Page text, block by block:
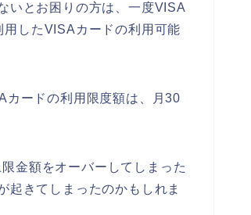
いとお困りの方は、一度VISA
したVISAカードの利用可能
カードの利用限度額は、月30
金額をオーバーしてしまった
起きてしまったのかもしれま